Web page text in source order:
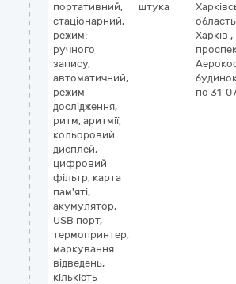
портативний,
стаціонарний,
режим:
ручного
запису,
автоматичний,
режим
дослідження,
ритм, аритмії,
кольоровий
дисплей,
цифровий
фільтр, карта
пам'яті,
акумулятор,
USB порт,
термопринтер,
маркування
відведень,
кількість
штука
область
Харків ,
по 31-